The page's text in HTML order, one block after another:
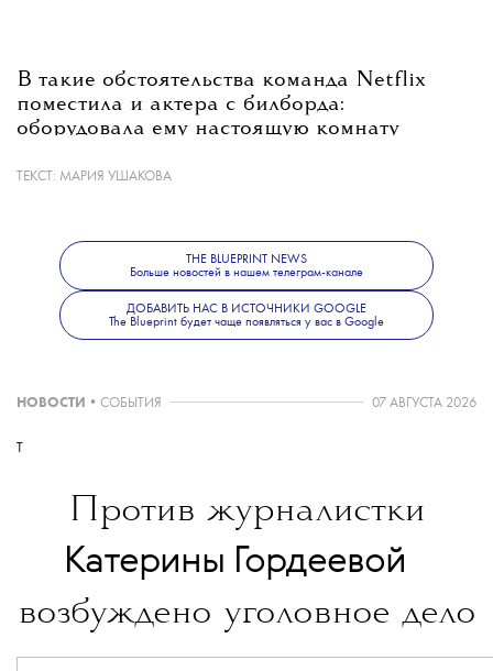
В такие обстоятельства команда Netflix
поместила и актера с билборда:
оборудовала ему настоящую комнату
снабдила хлопьями и газетами и вручила
Пока непонятно, какой эффект это окажет
на просмотры фильма, но Марина
ТЕКСТ: МАРИЯ УШАКОВА
THE BLUEPRINT NEWS
Больше новостей в нашем телеграм-канале
ДОБАВИТЬ НАС В ИСТОЧНИКИ GOOGLE
The Blueprint будет чаще появляться у вас в Google
НОВОСТИ • СОБЫТИЯ 07 АВГУСТА 2026
T
Против журналистки
Катерины Гордеевой
возбуждено уголовное дело